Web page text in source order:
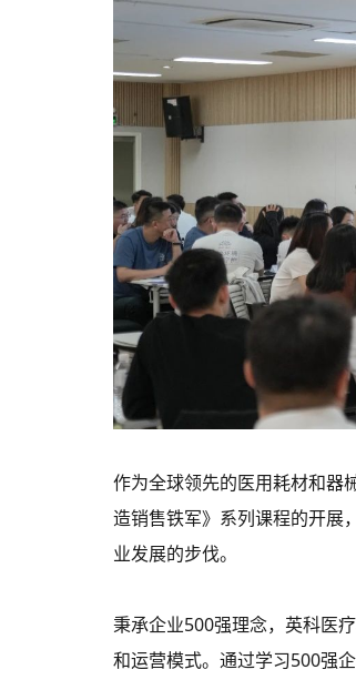
作为全球领先的医用耗材和器
造销售铁军》系列课程的开展
业发展的步伐。
秉承企业500强理念，英科医
和运营模式。通过学习500强